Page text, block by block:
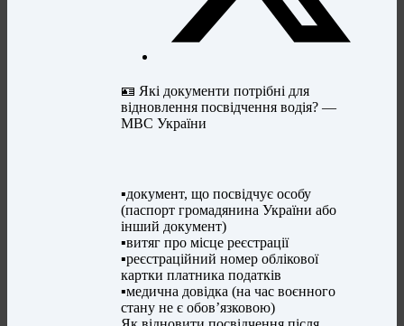
🪪 Які документи потрібні для
відновлення посвідчення водія? —
МВС України
▪️документ, що посвідчує особу
(паспорт громадянина України або
інший документ)
▪️витяг про місце реєстрації
▪️реєстраційний номер облікової
картки платника податків
▪️медична довідка (на час воєнного
стану не є обов’язковою)